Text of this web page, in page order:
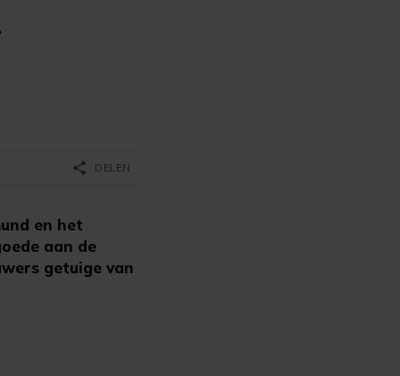
en het
aan de
getuige van
share DELEN